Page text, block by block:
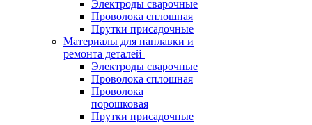
Электроды сварочные
Проволока сплошная
Прутки присадочные
Материалы для наплавки и
ремонта деталей
Электроды сварочные
Проволока сплошная
Проволока
порошковая
Прутки присадочные